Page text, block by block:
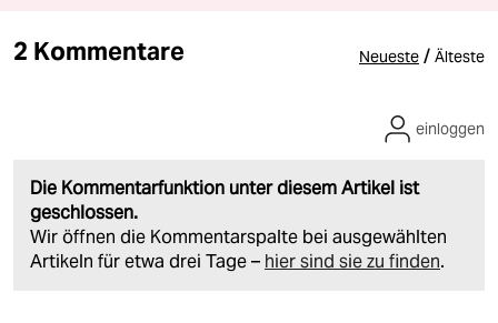
2 Kommentare Neueste / Älteste
Die Kommentarfunktion unter diesem Artikel ist
geschlossen.
Wir öffnen die Kommentarspalte bei ausgewählten
Artikeln für etwa drei Tage – hier sind sie zu finden.
einloggen